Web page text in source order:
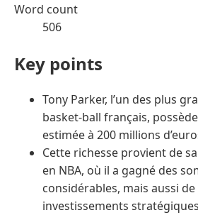
Word count
506
Key points
Tony Parker, l’un des plus
basket-ball français,
estimée à 200 millions
Cette richesse provient de
en NBA, où il a gagné des
considérables, mais aussi
investissements